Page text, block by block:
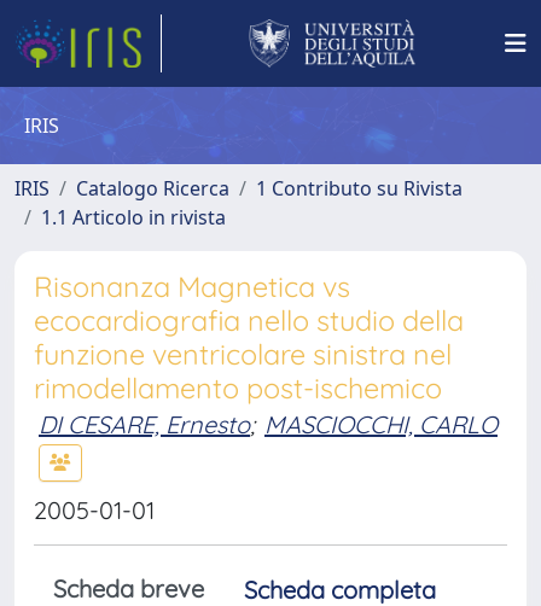
IRIS
IRIS Catalogo Ricerca
1 Contributo su Rivista
1.1 Articolo in rivista
Risonanza Magnetica vs
ecocardiografia nello studio della
funzione ventricolare sinistra nel
rimodellamento post-ischemico
DI CESARE, Ernesto; MASCIOCCHI, CARLO
2005-01-01
Scheda breve
Scheda completa